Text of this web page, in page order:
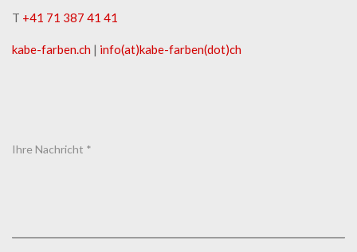
T +41 71 387 41 41
kabe-​farben.ch | info(at)kabe-​farben(dot)ch